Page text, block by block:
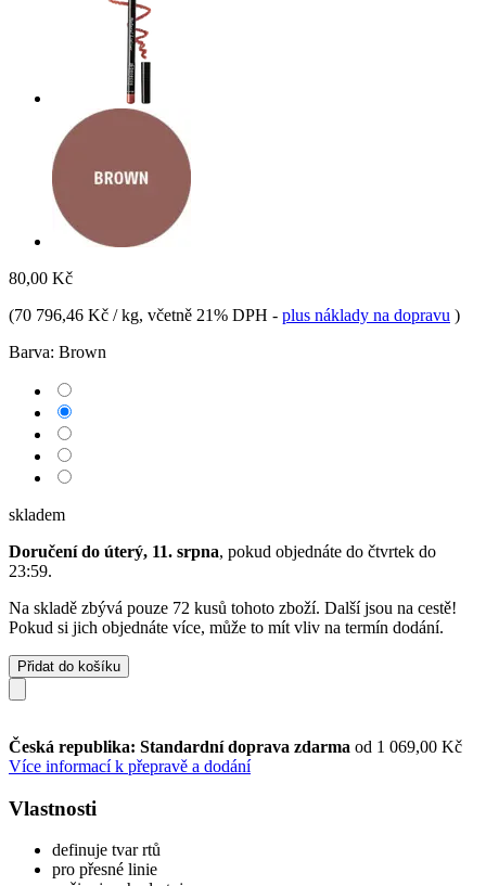
80,00 Kč
(70 796,46 Kč / kg, včetně 21% DPH - plus náklady na dopravu )
Barva: Brown
skladem
Doručení do úterý, 11. srpna, pokud objednáte do čtvrtek do
23:59.
Na skladě zbývá pouze 72 kusů tohoto zboží. Další jsou na cestě!
Pokud si jich objednáte více, může to mít vliv na termín dodání.
Přidat do košíku
Česká republika: Standardní doprava zdarma od 1 069,00 Kč
Více informací k přepravě a dodání
Vlastnosti
definuje tvar rtů
pro přesné linie